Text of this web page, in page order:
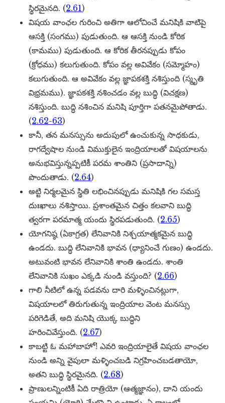
స్థిరమైనది. (2.61)
విషయ వాంఛల గురించి అతిగా ఆలోచించే మనిషికి వాటిపై
ఆసక్తి (సంగము) పుడుతుంది. ఆ ఆసక్తి నుండి కోరిక
(కామము) పుడుతుంది. ఆ కోరిక తీరనప్పుడు కోపం
(క్రోధము) కలుగుతుంది. కోపం వల్ల అవివేకం (సమ్మోహం)
కలుగుతుంది. ఆ అవివేకం వల్ల జ్ఞాపకశక్తి నశిస్తుంది (స్మృతి
విభ్రమము). జ్ఞాపకశక్తి నశించడం వల్ల బుద్ధి (విచక్షణ)
నశిస్తుంది. బుద్ధి నశించిన మనిషి పూర్తిగా పతనమైపోతాడు.
(2.62-63)
కానీ, తన మనస్సును అదుపులో ఉంచుకున్న సాధకుడు,
రాగద్వేషాల నుండి విముక్తులైన ఇంద్రియాలతో విషయాలను
అనుభవిస్తున్నప్పటికీ పరమ శాంతిని (ప్రసాదాన్ని)
పొందుతాడు. (2.64)
అట్టి నిర్మలమైన స్థితి లభించినప్పుడు మనిషికి గల సమస్త
దుఃఖాలు నశిస్తాయి. ప్రశాంతమైన చిత్తం కలవాని బుద్ధి
త్వరగా పరమాత్మ యందు స్థిరపడుతుంది. (2.65)
యోగనిష్ఠ (ఏకాగ్రత) లేనివానికి నిశ్చయాత్మకమైన బుద్ధి
ఉండదు. బుద్ధి లేనివానికి భావన (ధ్యానించే గుణం) ఉండదు.
అటువంటి భావన లేనివానికి శాంతి ఉండదు. శాంతి
లేనివానికి సుఖం ఎక్కడి నుండి వస్తుంది? (2.66)
గాలి నీటిలో ఉన్న పడవను దారి మళ్ళించినట్లుగా,
విషయాలలో తిరుగుతున్న ఇంద్రియాల వెంట మనస్సు
పరిగెడితే, అది మనిషి యొక్క బుద్ధిని
హరించివేస్తుంది. (2.67)
కాబట్టి ఓ మహాబాహో! ఎవరి ఇంద్రియాలైతే విషయ వాంఛల
నుండి అన్ని వైపులా మళ్ళించబడి నిగ్రహించబడతాయో,
అతని బుద్ధి స్థిరమైనది. (2.68)
ప్రాణులన్నింటికీ ఏది రాత్రియో (ఆత్మజ్ఞానం), దాని యందు